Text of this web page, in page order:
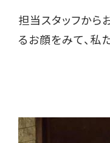
担当スタッフから
るお顔をみて、私